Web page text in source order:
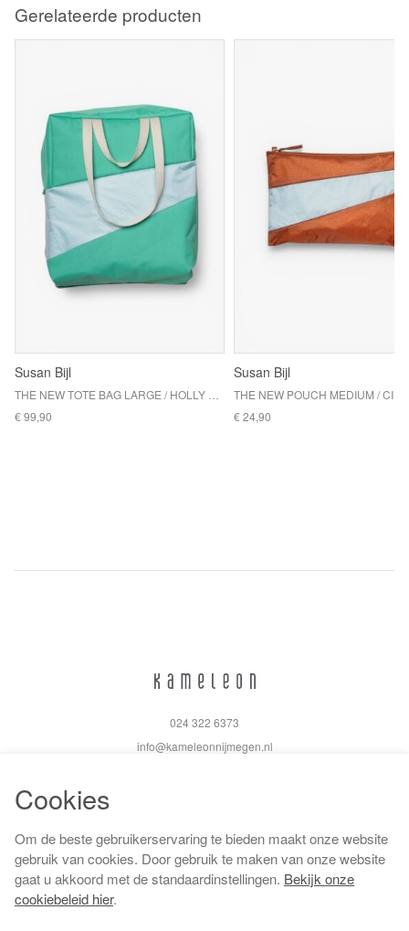
Gerelateerde producten
Susan Bijl
€ 99,90
Susan Bijl
€ 24,90
024 322 6373
info@kameleonnijmegen.nl
Algemene voorwaarden
Privacy policy
Cookiebeleid
Cookies
Om de beste gebruikerservaring te bieden maakt onze website
gebruik van cookies. Door gebruik te maken van onze website
gaat u akkoord met de standaardinstellingen. Bekijk onze
cookiebeleid hier.